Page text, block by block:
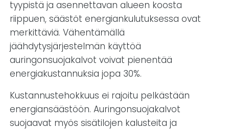
tyypistä ja asennettavan alueen koosta
riippuen, säästöt energiankulutuksessa ovat
merkittäviä. Vähentämällä
jäähdytysjärjestelmän käyttöä
auringonsuojakalvot voivat pienentää
energiakustannuksia jopa 30%.
Kustannustehokkuus ei rajoitu pelkästään
energiansäästöön. Auringonsuojakalvot
suojaavat myös sisätilojen kalusteita ja